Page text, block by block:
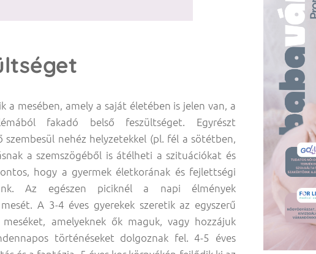
a mesében, amely a saját életében is jelen van, a
fakadó belső feszültséget. Egyrészt
nehéz helyzetekkel (pl. fél a sötétben,
a szemszögéből is átélheti a szituációkat és
hogy a gyermek életkorának és fejlettségi
Az egészen piciknél a napi élmények
A 3-4 éves gyerekek szeretik az egyszerű
amelyeknek ők maguk, vagy hozzájuk
történéseket dolgoznak fel. 4-5 éves